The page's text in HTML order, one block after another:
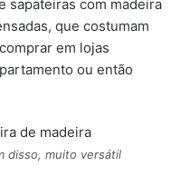
sapateiras com madeira
que costumam
em lojas
ou então
disso, muito versátil